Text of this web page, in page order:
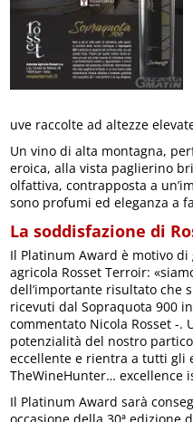
uve raccolte ad altezze
Un vino di alta montagna,
eroica, alla vista paglierino
olfattiva, contrapposta a
sono profumi ed eleganza a
La soddisfazione di
Il Platinum Award è motivo di
agricola Rosset Terroir:
dell’importante risultato che
ricevuti dal Sopraquota 900
commentato Nicola Rosset -.
potenzialità del nostro
eccellente e rientra a tutti gli
TheWineHunter… excellence
Il Platinum Award sarà
occasione della 30ª edizione